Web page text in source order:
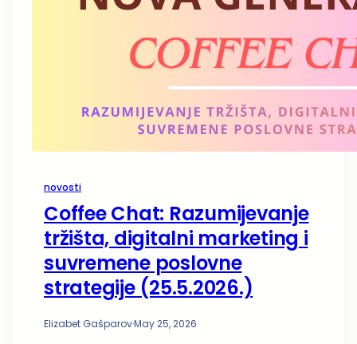
novosti
Coffee Chat: Razumijevanje
tržišta, digitalni marketing i
suvremene poslovne
strategije (25.5.2026.)
Elizabet Gašparov·May 25, 2026